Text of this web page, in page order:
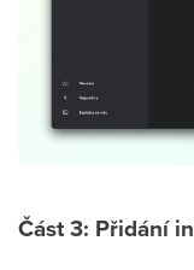
Část 3: Přidání